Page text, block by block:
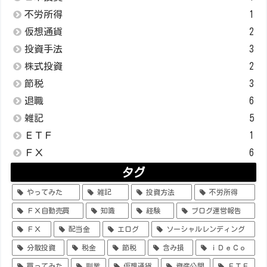
不労所得
1
仮想通貨
2
投資手法
3
株式投資
2
節税
3
退職
6
雑記
5
ＥＴＦ
1
ＦＸ
6
タグ
やってみた 雑記 投資方法 不労所得
ＦＸ自動売買 知識 経験 ブログ運営報告
ＦＸ 配当金 エログ ソーシャルレンディング
分散投資 税金 節税 含み損 ｉＤｅＣｏ